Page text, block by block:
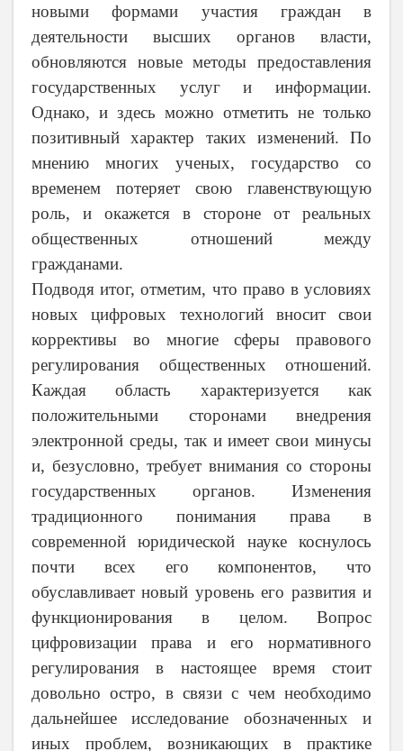
новыми формами участия граждан в
деятельности высших органов власти,
обновляются новые методы предоставления
государственных услуг и информации.
Однако, и здесь можно отметить не только
позитивный характер таких изменений. По
мнению многих ученых, государство со
временем потеряет свою главенствующую
роль, и окажется в стороне от реальных
общественных отношений между
гражданами.
Подводя итог, отметим, что право в условиях
новых цифровых технологий вносит свои
коррективы во многие сферы правового
регулирования общественных отношений.
Каждая область характеризуется как
положительными сторонами внедрения
электронной среды, так и имеет свои минусы
и, безусловно, требует внимания со стороны
государственных органов. Изменения
традиционного понимания права в
современной юридической науке коснулось
почти всех его компонентов, что
обуславливает новый уровень его развития и
функционирования в целом. Вопрос
цифровизации права и его нормативного
регулирования в настоящее время стоит
довольно остро, в связи с чем необходимо
дальнейшее исследование обозначенных и
иных проблем, возникающих в практике